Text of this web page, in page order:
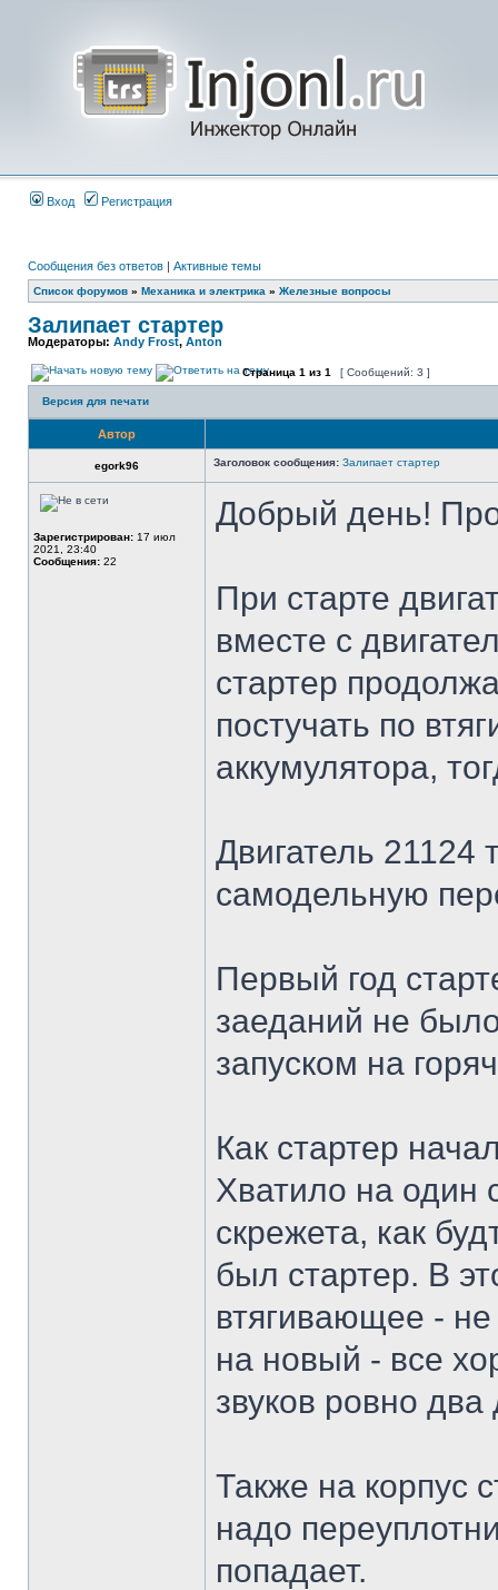
Вход Регистрация
Сообщения без ответов | Активные темы
Список форумов » Механика и электрика » Железные вопросы
Залипает стартер
Модераторы: Andy Frost, Anton
Страница 1 из 1 [ Сообщений: 3 ]
Версия для печати
Автор
egork96 Заголовок сообщения: Залипает стартер
Зарегистрирован: 17 июл
2021, 23:40
Сообщения: 22
Добрый день!
При старте
вместе с
стартер
постучать по
аккумулятора,
Двигатель 21124
самодельную
Первый год
заеданий не
запуском на
Как стартер
Хватило на один
скрежета, как
был стартер. В
втягивающее -
на новый - все
звуков ровно
Также на корпус
надо
попадает.